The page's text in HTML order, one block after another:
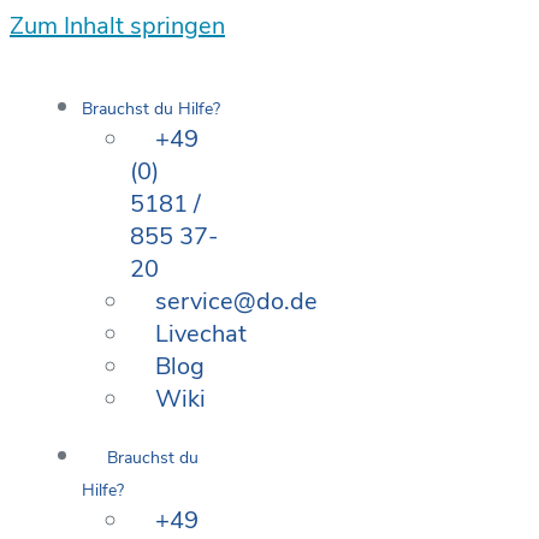
Zum Inhalt springen
Brauchst du Hilfe?
+49
(0)
5181 /
855 37-
20
service@do.de
Livechat
Blog
Wiki
Brauchst du
Hilfe?
+49